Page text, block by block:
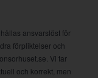
ansvarslöst för
förpliktelser och
Vi tar
och korrekt, men